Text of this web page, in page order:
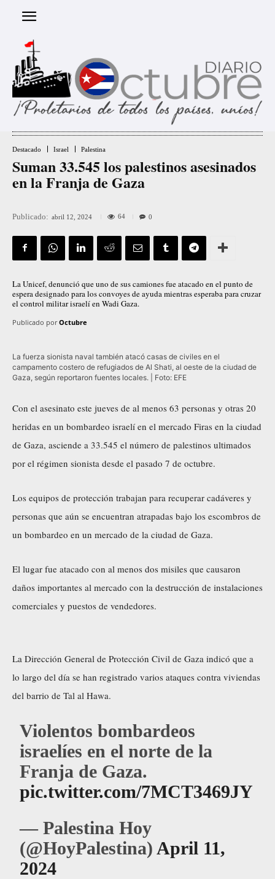
Destacado Israel Palestina
Suman 33.545 los palestinos asesinados
en la Franja de Gaza
Publicado: abril 12, 2024 64 0
La Unicef, denunció que uno de sus camiones fue atacado en el punto de
espera designado para los convoyes de ayuda mientras esperaba para cruzar
el control militar israelí en Wadi Gaza.
Publicado por Octubre
La fuerza sionista naval también atacó casas de civiles en el
campamento costero de refugiados de Al Shati, al oeste de la ciudad de
Gaza, según reportaron fuentes locales. | Foto: EFE
Con el asesinato este jueves de al menos 63 personas y otras 20
heridas en un bombardeo israelí en el mercado Firas en la ciudad
de Gaza, asciende a 33.545 el número de palestinos ultimados
por el régimen sionista desde el pasado 7 de octubre.
Los equipos de protección trabajan para recuperar cadáveres y
personas que aún se encuentran atrapadas bajo los escombros de
un bombardeo en un mercado de la ciudad de Gaza.
El lugar fue atacado con al menos dos misiles que causaron
daños importantes al mercado con la destrucción de instalaciones
comerciales y puestos de vendedores.
La Dirección General de Protección Civil de Gaza indicó que a
lo largo del día se han registrado varios ataques contra viviendas
del barrio de Tal al Hawa.
Violentos bombardeos
israelíes en el norte de la
Franja de Gaza.
pic.twitter.com/7MCT3469JY
— Palestina Hoy
(@HoyPalestina)April 11,
2024